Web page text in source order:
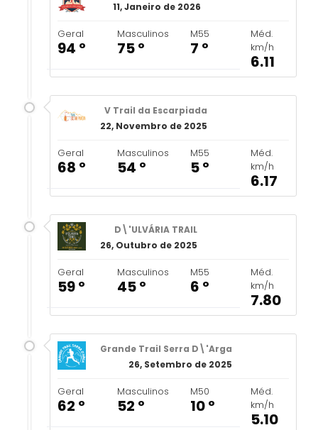
11, Janeiro de 2026
Geral
94 º
Masculinos
75 º
M55
7 º
Méd.
km/h
6.11
V Trail da Escarpiada
22, Novembro de 2025
Geral
68 º
Masculinos
54 º
M55
5 º
Méd.
km/h
6.17
D\'ULVÁRIA TRAIL
26, Outubro de 2025
Geral
59 º
Masculinos
45 º
M55
6 º
Méd.
km/h
7.80
Grande Trail Serra D\'Arga
26, Setembro de 2025
Geral
62 º
Masculinos
52 º
M50
10 º
Méd.
km/h
5.10